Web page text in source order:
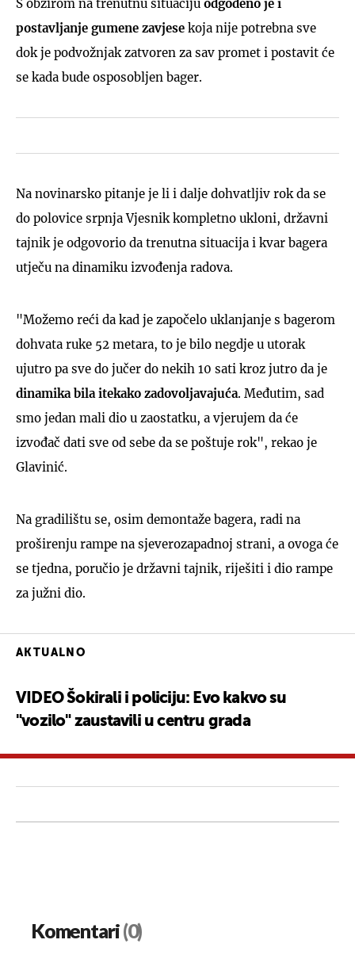
S obzirom na trenutnu situaciju odgođeno je i
postavljanje gumene zavjese koja nije potrebna sve
dok je podvožnjak zatvoren za sav promet i postavit će
se kada bude osposobljen bager.
Na novinarsko pitanje je li i dalje dohvatljiv rok da se
do polovice srpnja Vjesnik kompletno ukloni, državni
tajnik je odgovorio da trenutna situacija i kvar bagera
utječu na dinamiku izvođenja radova.
"Možemo reći da kad je započelo uklanjanje s bagerom
dohvata ruke 52 metara, to je bilo negdje u utorak
ujutro pa sve do jučer do nekih 10 sati kroz jutro da je
dinamika bila itekako zadovoljavajuća. Međutim, sad
smo jedan mali dio u zaostatku, a vjerujem da će
izvođač dati sve od sebe da se poštuje rok", rekao je
Glavinić.
Na gradilištu se, osim demontaže bagera, radi na
proširenju rampe na sjeverozapadnoj strani, a ovoga će
se tjedna, poručio je državni tajnik, riješiti i dio rampe
za južni dio.
AKTUALNO
VIDEO Šokirali i policiju: Evo kakvo su
"vozilo" zaustavili u centru grada
Komentari(0)